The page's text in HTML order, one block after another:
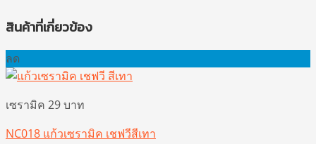
สินค้าที่เกี่ยวข้อง
ลด
เซรามิค 29 บาท
NC018 แก้วเซรามิค เชฟวีสีเทา